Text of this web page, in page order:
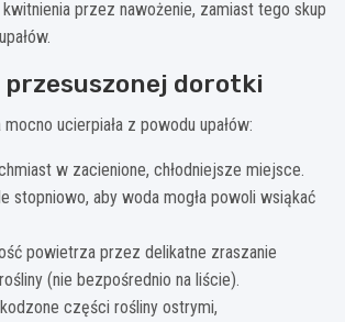
przez nawożenie, zamiast tego skup
przesuszonej dorotki
ucierpiała z powodu upałów:
w zacienione, chłodniejsze miejsce.
stopniowo, aby woda mogła powoli wsiąkać
powietrza przez delikatne zraszanie
(nie bezpośrednio na liście).
części rośliny ostrymi,